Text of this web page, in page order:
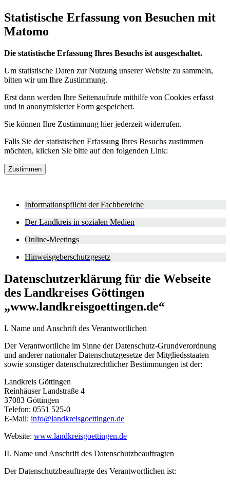
Statistische Erfassung von Besuchen mit
Matomo
Die statistische Erfassung Ihres Besuchs ist ausgeschaltet.
Um statistische Daten zur Nutzung unserer Website zu sammeln,
bitten wir um Ihre Zustimmung.
Erst dann werden Ihre Seitenaufrufe mithilfe von Cookies erfasst
und in anonymisierter Form gespeichert.
Sie können Ihre Zustimmung hier jederzeit widerrufen.
Falls Sie der statistischen Erfassung Ihres Besuchs zustimmen
möchten, klicken Sie bitte auf den folgenden Link:
Zustimmen
Informationspflicht der Fachbereiche
Der Landkreis in sozialen Medien
Online-Meetings
Hinweisgeberschutzgesetz
Datenschutzerklärung für die Webseite
des Landkreises Göttingen
„www.landkreisgoettingen.de“
I. Name und Anschrift des Verantwortlichen
Der Verantwortliche im Sinne der Datenschutz-Grundverordnung
und anderer nationaler Datenschutzgesetze der Mitgliedsstaaten
sowie sonstiger datenschutzrechtlicher Bestimmungen ist der:
Landkreis Göttingen
Reinhäuser Landstraße 4
37083 Göttingen
Telefon: 0551 525-0
E-Mail: info@landkreisgoettingen.de
Website: www.landkreisgoettingen.de
II. Name und Anschrift des Datenschutzbeauftragten
Der Datenschutzbeauftragte des Verantwortlichen ist: